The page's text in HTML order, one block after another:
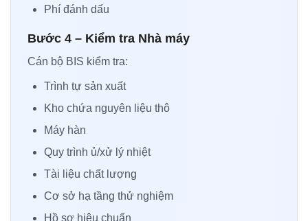
Phí đánh dấu
Bước 4 – Kiểm tra Nhà máy
Cán bộ BIS kiểm tra:
Trình tự sản xuất
Kho chứa nguyên liệu thô
Máy hàn
Quy trình ủ/xử lý nhiệt
Tài liệu chất lượng
Cơ sở hạ tầng thử nghiệm
Hồ sơ hiệu chuẩn